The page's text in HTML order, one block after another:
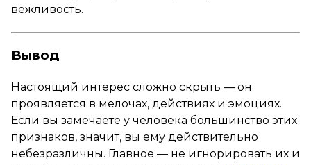
вежливость.
Вывод
Настоящий интерес сложно скрыть — он
проявляется в мелочах, действиях и эмоциях.
Если вы замечаете у человека большинство этих
признаков, значит, вы ему действительно
небезразличны. Главное — не игнорировать их и